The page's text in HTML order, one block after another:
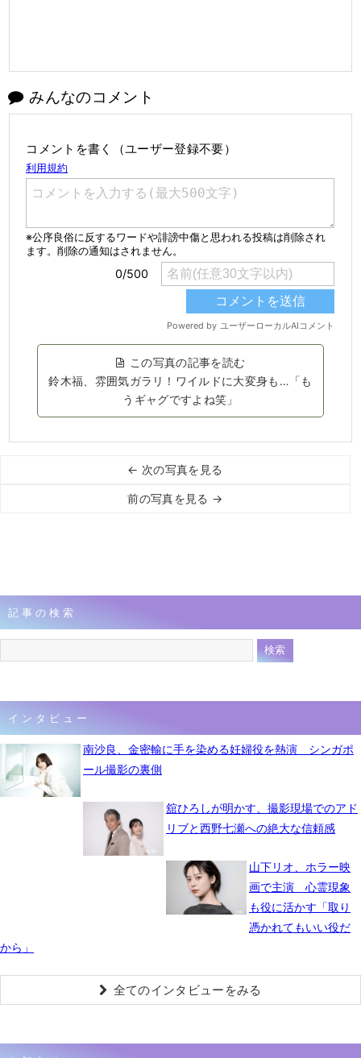
みんなのコメント
コメントを書く（ユーザー登録不要）
この写真の記事を読む
鈴木福、雰囲気ガラリ！ワイルドに大変身も…「も
うギャグですよね笑」
← 次の写真を見る
前の写真を見る →
記事の検索
インタビュー
南沙良、金密輸に手を染める妊婦役を熱演 シンガポ
ール撮影の裏側
舘ひろしが明かす、撮影現場でのアド
リブと西野七瀬への絶大な信頼感
山下リオ、ホラー映
画で主演 心霊現象
も役に活かす「取り
憑かれてもいい役だ
から」
全てのインタビューをみる